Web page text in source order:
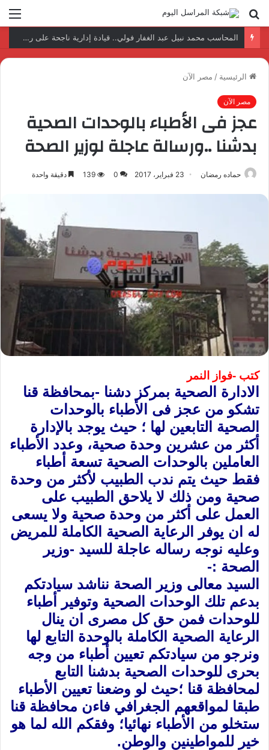
بحث
عن
نتائج إيجابية بعد زيارة وفد الجامعة المصرية النتائج إيجابية بعد زيارة وفد الجامعة المصرية الروسية لمصنع الإلكترونياتروسية لمصنع الإلكترونيات
الرئيسية / مصر الآن
مصر الآن
عجز فى الأطباء بالوحدات الصحية
بدشنا ..ورسالة عاجلة لوزير الصحة
حماده رمضان 23 فبراير، 2017 0
139 دقيقة واحدة
كتب -فواز النمر
الادارة الصحية بمركز دشنا -بمحافظة قنا
تشكو من عجز فى الأطباء بالوحدات
الصحية التابعين لها ؛ حيث يوجد بالإدارة
أكثر من عشرين وحدة صحية، وعدد الأطباء
العاملين بالوحدات الصحية تسعة أطباء
فقط حيث يتم ندب الطبيب لأكثر من وحدة
صحية ومن ذلك لا يلاحق الطبيب على
العمل على أكثر من وحدة صحية ولا يسعى
له ان يوفر الرعاية الصحية الكاملة للمريض
وعليه نوجه رساله عاجلة للسيد -وزير
الصحة :-
السيد معالى وزير الصحة نناشد سيادتكم
بدعم تلك الوحدات الصحية وتوفير أطباء
للوحدات فمن حق كل مصرى ان ينال
الرعاية الصحية الكاملة بالوحدة التابع لها
ونرجو من سيادتكم تعيين أطباء من وجه
بحرى للوحدات الصحية بدشنا التابع
لمحافظة قنا ؛حيث لو وضعنا تعيين الأطباء
طبقا لمواقعهم الجغرافي فاءن محافظة قنا
ستخلو من الأطباء نهائيا؛ وفقكم الله لما هو
خير للمواطينين والوطن.